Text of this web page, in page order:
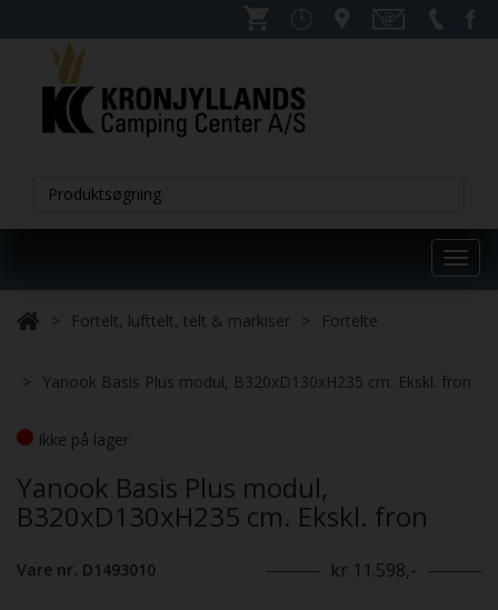
Fortelt, lufttelt, telt & markiser Fortelte
Yanook Basis Plus modul, B320xD130xH235 cm. Ekskl. fron
Ikke på lager
Yanook Basis Plus modul,
B320xD130xH235 cm. Ekskl. fron
Vare nr. D1493010 kr 11.598,-